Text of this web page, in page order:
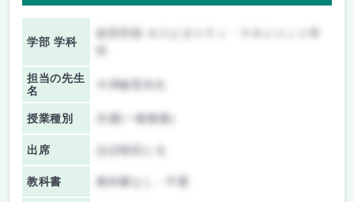
学部 学科
担当の先生
名
今津敏晃先生
授業種別 共通(一般教養)
出席 ほぼ毎回とる
教科書 教科書なし・不要